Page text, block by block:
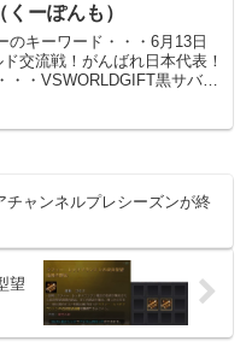
くーぽんも）
のキーワード・・・6月13日
交流戦！がんばれ日本代表！
・・VSWORLDGIFT黒サバデ
チャンネルプレシーズンが終
望